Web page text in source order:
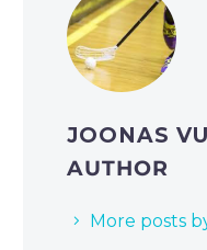
JOONAS
AUTHOR
More posts